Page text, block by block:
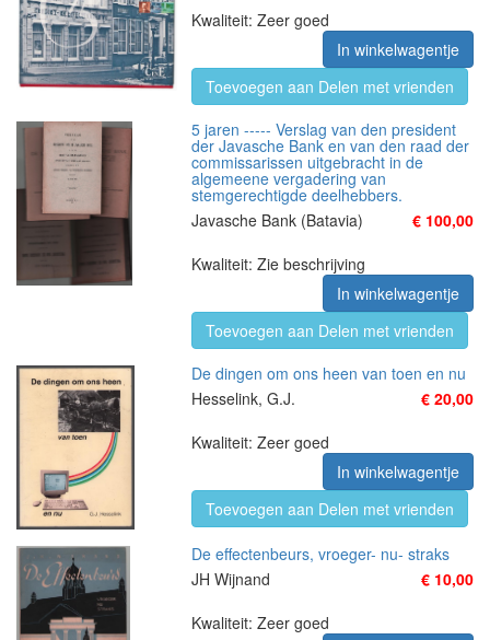
Kwaliteit: Zeer goed
In winkelwagentje
Toevoegen aan Delen met vrienden
5 jaren ----- Verslag van den president
der Javasche Bank en van den raad der
commissarissen uitgebracht in de
algemeene vergadering van
stemgerechtigde deelhebbers.
Javasche Bank (Batavia)
€ 100,00
Kwaliteit: Zie beschrijving
In winkelwagentje
Toevoegen aan Delen met vrienden
De dingen om ons heen van toen en nu
Hesselink, G.J.
€ 20,00
Kwaliteit: Zeer goed
In winkelwagentje
Toevoegen aan Delen met vrienden
De effectenbeurs, vroeger- nu- straks
JH Wijnand
€ 10,00
Kwaliteit: Zeer goed